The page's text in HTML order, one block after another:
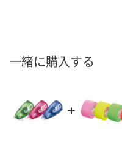
一緒に購入する